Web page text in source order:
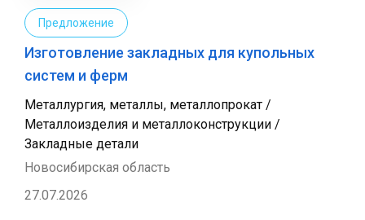
Предложение
Изготовление закладных для купольных
систем и ферм
Металлургия, металлы, металлопрокат /
Металлоизделия и металлоконструкции /
Закладные детали
Новосибирская область
27.07.2026